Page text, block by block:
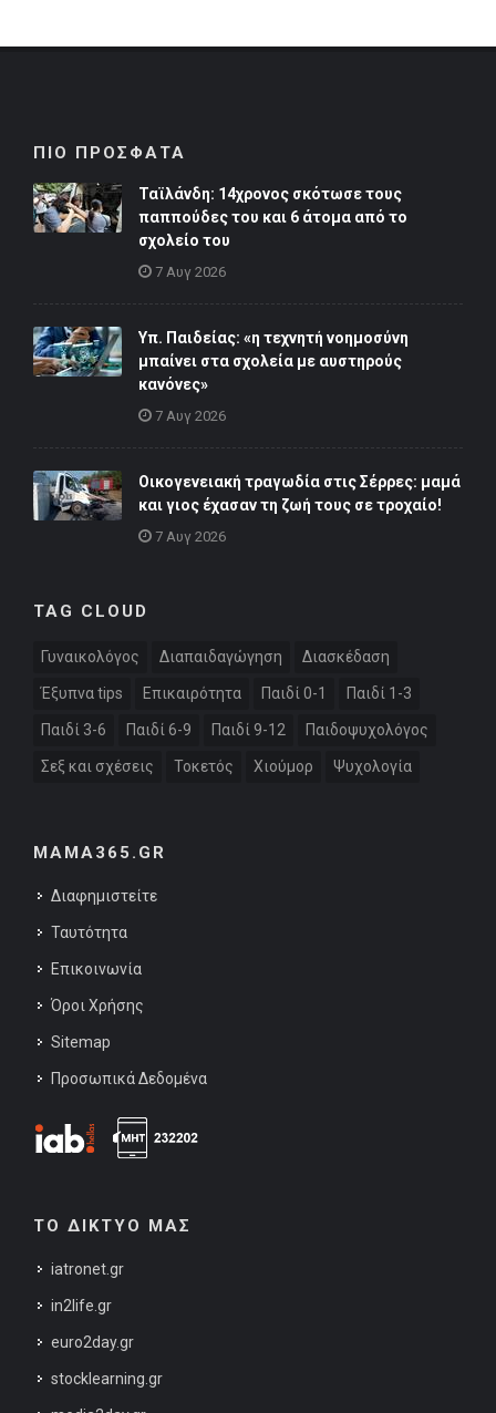
ΠΙΟ ΠΡΟΣΦΑΤΑ
Ταϊλάνδη: 14χρονος σκότωσε τους
παππούδες του και 6 άτομα από το
σχολείο του
7 Αυγ 2026
Υπ. Παιδείας: «η τεχνητή νοημοσύνη
μπαίνει στα σχολεία με αυστηρούς
κανόνες»
7 Αυγ 2026
Οικογενειακή τραγωδία στις Σέρρες: μαμά
και γιος έχασαν τη ζωή τους σε τροχαίο!
7 Αυγ 2026
TAG CLOUD
Γυναικολόγος Διαπαιδαγώγηση Διασκέδαση
Έξυπνα tips Επικαιρότητα Παιδί 0-1 Παιδί 1-3
Παιδί 3-6 Παιδί 6-9 Παιδί 9-12 Παιδοψυχολόγος
Σεξ και σχέσεις Τοκετός Χιούμορ Ψυχολογία
MAMA365.GR
Διαφημιστείτε
Ταυτότητα
Επικοινωνία
Όροι Χρήσης
Sitemap
Προσωπικά Δεδομένα
ΤΟ ΔΙΚΤΥΟ ΜΑΣ
iatronet.gr
in2life.gr
euro2day.gr
stocklearning.gr